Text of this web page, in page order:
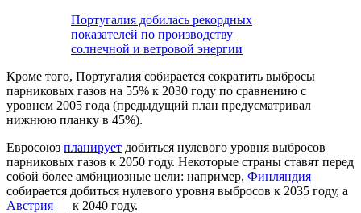
Португалия добилась рекордных
показателей по производству
солнечной и ветровой энергии
Кроме того, Португалия собирается сократить выбросы
парниковых газов на 55% к 2030 году по сравнению с
уровнем 2005 года (предыдущий план предусматривал
нижнюю планку в 45%).
Евросоюз планирует добиться нулевого уровня выбросов
парниковых газов к 2050 году. Некоторые страны ставят перед
собой более амбициозные цели: например, Финляндия
собирается добиться нулевого уровня выбросов к 2035 году, а
Австрия — к 2040 году.